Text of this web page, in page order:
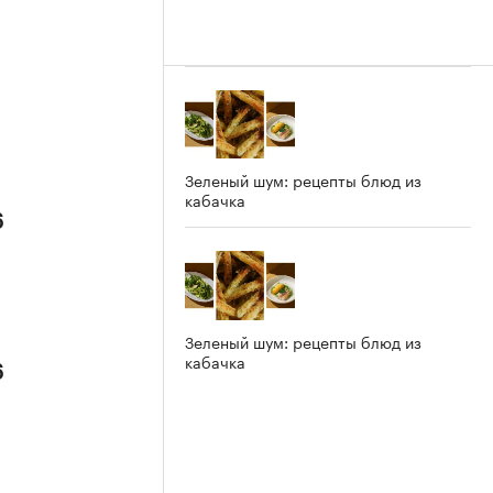
Зеленый шум: рецепты блюд из
кабачка
Зеленый шум: рецепты блюд из
кабачка